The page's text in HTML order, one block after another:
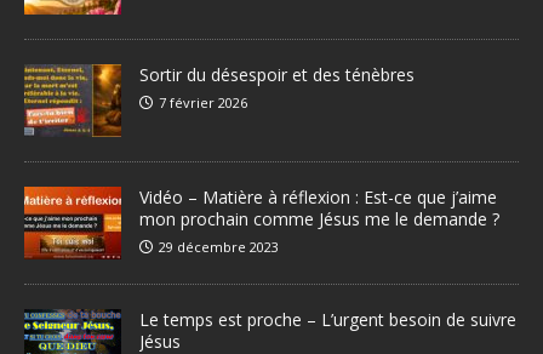
Sortir du désespoir et des ténèbres
7 février 2026
Vidéo – Matière à réflexion : Est-ce que j’aime
mon prochain comme Jésus me le demande ?
29 décembre 2023
Le temps est proche – L’urgent besoin de suivre
Jésus